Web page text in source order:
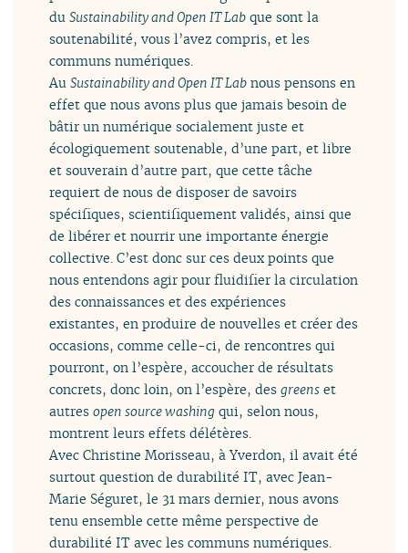
duSustainability and Open IT Lab que sont la
soutenabilité, vous l’avez compris, et les
communs numériques.
AuSustainability and Open IT Lab nous pensons en
effet que nous avons plus que jamais besoin de
bâtir un numérique socialement juste et
écologiquement soutenable, d’une part, et libre
et souverain d’autre part, que cette tâche
requiert de nous de disposer de savoirs
spécifiques, scientifiquement validés, ainsi que
de libérer et nourrir une importante énergie
collective. C’est donc sur ces deux points que
nous entendons agir pour fluidifier la circulation
des connaissances et des expériences
existantes, en produire de nouvelles et créer des
occasions, comme celle-ci, de rencontres qui
pourront, on l’espère, accoucher de résultats
concrets, donc loin, on l’espère, desgreens et
autresopen source washing qui, selon nous,
montrent leurs effets délétères.
Avec Christine Morisseau, à Yverdon, il avait été
surtout question de durabilité IT, avec Jean-
Marie Séguret, le 31 mars dernier, nous avons
tenu ensemble cette même perspective de
durabilité IT avec les communs numériques.